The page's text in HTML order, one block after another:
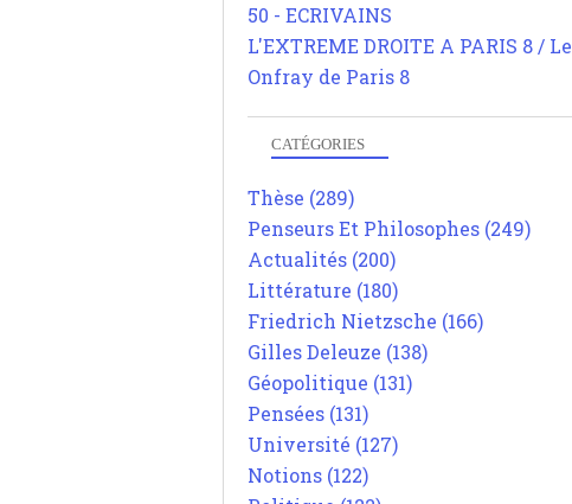
50 - ECRIVAINS
L'EXTREME DROITE A PARIS 8 / Le
Onfray de Paris 8
CATÉGORIES
Thèse (289)
Penseurs Et Philosophes (249)
Actualités (200)
Littérature (180)
Friedrich Nietzsche (166)
Gilles Deleuze (138)
Géopolitique (131)
Pensées (131)
Université (127)
Notions (122)